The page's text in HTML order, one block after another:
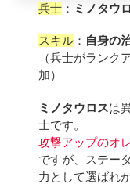
兵士 ： ミノタウ
スキル ： 自身の
（兵士がランク
加）
ミノタウロスは
士です。
攻撃アップのオ
ですが、ステー
力として選ばれ